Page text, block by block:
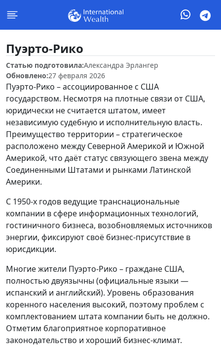
Пуэрто-Рико
Статью подготовила:Александра Эрлангер
Обновлено:27 февраля 2026
Пуэрто-Рико – ассоциированное с США
государством. Несмотря на плотные связи от США,
юридически не считается штатом, имеет
независимую судебную и исполнительную власть.
Преимущество территории – стратегическое
расположено между Северной Америкой и Южной
Америкой, что даёт статус связующего звена между
Соединенными Штатами и рынками Латинской
Америки.
С 1950-х годов ведущие транснациональные
компании в сфере информационных технологий,
гостиничного бизнеса, возобновляемых источников
энергии, фиксируют своё бизнес-присутствие в
юрисдикции.
Многие жители Пуэрто-Рико – граждане США,
полностью двуязычны (официальные языки —
испанский и английский). Уровень образования
коренного населения высокий, поэтому проблем с
комплектованием штата компании быть не должно.
Отметим благоприятное корпоративное
законодательство и хороший бизнес-климат.